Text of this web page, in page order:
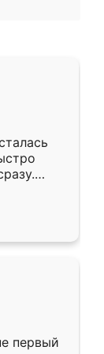
к
даже
первый